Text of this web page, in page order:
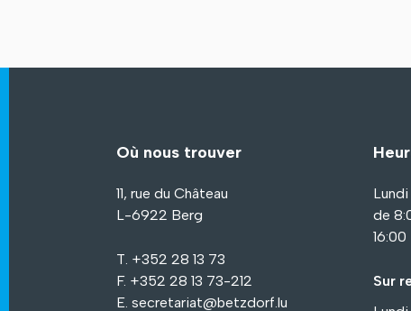
Où nous trouver
11, rue du Château
L-6922 Berg
T. +352 28 13 73
F. +352 28 13 73-212
E. secretariat@betzdorf.lu
de
16:00
Sur